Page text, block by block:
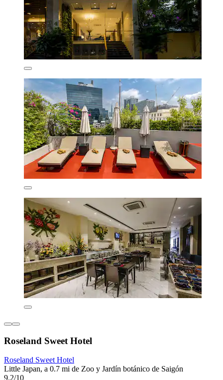
Roseland Sweet Hotel
Roseland Sweet Hotel
Little Japan, a 0.7 mi de Zoo y Jardín botánico de Saigón
9.2/10